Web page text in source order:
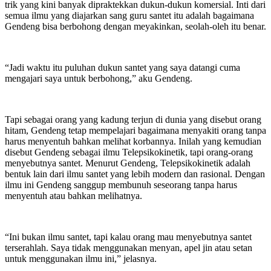
trik yang kini banyak dipraktekkan dukun-dukun komersial. Inti dari
semua ilmu yang diajarkan sang guru santet itu adalah bagaimana
Gendeng bisa berbohong dengan meyakinkan, seolah-oleh itu benar.
“Jadi waktu itu puluhan dukun santet yang saya datangi cuma
mengajari saya untuk berbohong,” aku Gendeng.
Tapi sebagai orang yang kadung terjun di dunia yang disebut orang
hitam, Gendeng tetap mempelajari bagaimana menyakiti orang tanpa
harus menyentuh bahkan melihat korbannya. Inilah yang kemudian
disebut Gendeng sebagai ilmu Telepsikokinetik, tapi orang-orang
menyebutnya santet. Menurut Gendeng, Telepsikokinetik adalah
bentuk lain dari ilmu santet yang lebih modern dan rasional. Dengan
ilmu ini Gendeng sanggup membunuh seseorang tanpa harus
menyentuh atau bahkan melihatnya.
“Ini bukan ilmu santet, tapi kalau orang mau menyebutnya santet
terserahlah. Saya tidak menggunakan menyan, apel jin atau setan
untuk menggunakan ilmu ini,” jelasnya.